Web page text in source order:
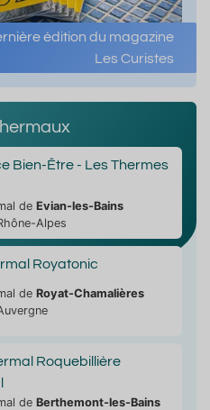
édition du magazine
Les Curistes
Bien-Être - Les Thermes
de Evian-les-Bains
Alpes
Royatonic
de Royat-Chamalières
Roquebillière
de Berthemont-les-Bains